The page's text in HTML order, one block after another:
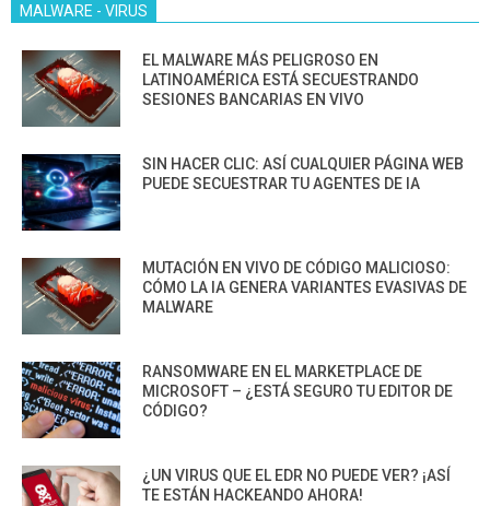
MALWARE - VIRUS
EL MALWARE MÁS PELIGROSO EN
LATINOAMÉRICA ESTÁ SECUESTRANDO
SESIONES BANCARIAS EN VIVO
SIN HACER CLIC: ASÍ CUALQUIER PÁGINA WEB
PUEDE SECUESTRAR TU AGENTES DE IA
MUTACIÓN EN VIVO DE CÓDIGO MALICIOSO:
CÓMO LA IA GENERA VARIANTES EVASIVAS DE
MALWARE
RANSOMWARE EN EL MARKETPLACE DE
MICROSOFT – ¿ESTÁ SEGURO TU EDITOR DE
CÓDIGO?
¿UN VIRUS QUE EL EDR NO PUEDE VER? ¡ASÍ
TE ESTÁN HACKEANDO AHORA!